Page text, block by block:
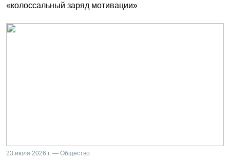
«колоссальный заряд мотивации»
23 июля 2026 г. — Общество